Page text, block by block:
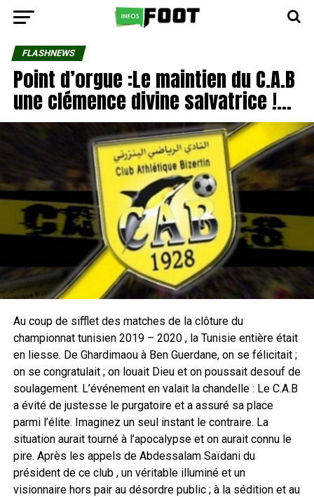
FLASHNEWS
Point d’orgue :Le maintien du C.A.B
une clémence divine salvatrice !…
Au coup de sifflet des matches de la clôture du
championnat tunisien 2019 – 2020 , la Tunisie entière était
en liesse. De Ghardimaou à Ben Guerdane, on se félicitait ;
on se congratulait ; on louait Dieu et on poussait desouf de
soulagement. L’événement en valait la chandelle : Le C.A.B
a évité de justesse le purgatoire et a assuré sa place
parmi l’élite. Imaginez un seul instant le contraire. La
situation aurait tourné à l’apocalypse et on aurait connu le
pire. Après les appels de Abdessalam Saïdani du
président de ce club , un véritable illuminé et un
visionnaire hors pair au désordre public ; à la sédition et au